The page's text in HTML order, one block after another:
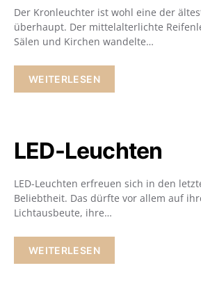
Der Kronleuchter ist wohl eine der
überhaupt. Der mittelalterlichte
Sälen und Kirchen wandelte…
WEITERLESEN
LED-Leuchten
LED-Leuchten erfreuen sich in den
Beliebtheit. Das dürfte vor allem auf
Lichtausbeute, ihre…
WEITERLESEN